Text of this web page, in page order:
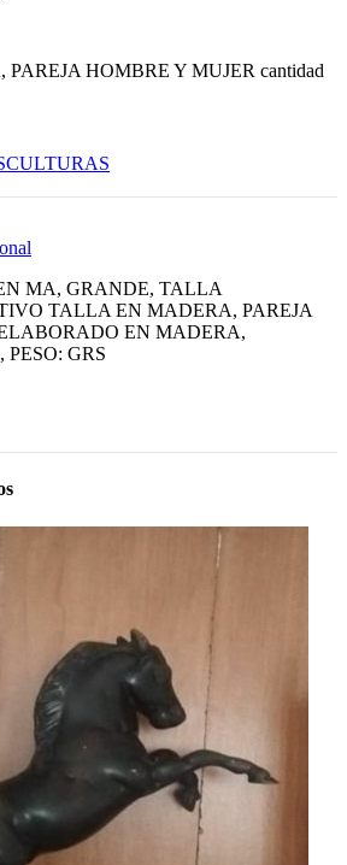
HOMBRE Y MUJER cantidad
MA, GRANDE, TALLA
TALLA EN MADERA, PAREJA
EN MADERA,
GRS